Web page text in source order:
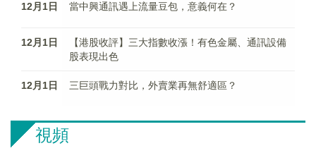
12月1日 當中興通訊遇上流量豆包，意義何在？
12月1日
【港股收評】三大指數收漲！有色金屬、通訊設備
股表現出色
12月1日 三巨頭戰力對比，外賣業再無舒適區？
視頻